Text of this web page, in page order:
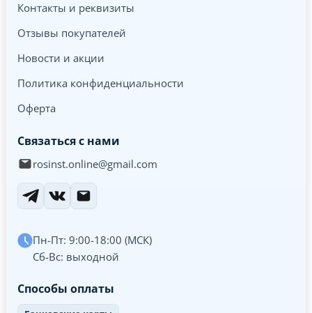
Контакты и реквизиты
Отзывы покупателей
Новости и акции
Политика конфиденциальности
Оферта
Связаться с нами
rosinst.online@gmail.com
Пн-Пт: 9:00-18:00 (МСК)
Сб-Вс: выходной
Способы оплаты